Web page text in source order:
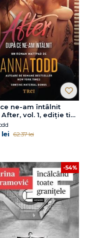
ne-am întâlnit
vol. 1, ediție tie-
lei 62.37 lei
-54%